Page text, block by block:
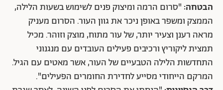
הבטחה: "סרום הרמה ומיצוק פנים לשימוש בשעות הלילה,
הממצק ומשפר באופן ניכר את גוון העור. הסרום מעניק
מראה רענן וצעיר יותר, של עור מתוח, מוצק וזוהר. מכיל
תמצית ליקוריץ ורכיבים פעילים העובדים עם מנגנוני
התחדשות הלילה הטבעיים של העור, אשר מאטים עם הגיל.
המרקם הייחודי מסייע לחדירת החומרים הפעילים".